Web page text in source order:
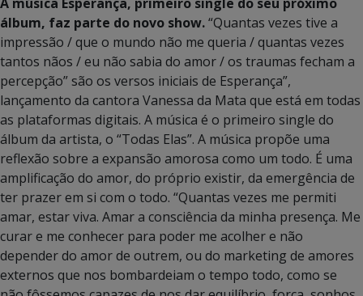
álbum, faz parte do novo show.“Quantas vezes tive a
impressão / que o mundo não me queria / quantas vezes
tantos nãos / eu não sabia do amor / os traumas fecham a
percepção” são os versos iniciais de Esperança”,
lançamento da cantora Vanessa da Mata que está em todas
as plataformas digitais. A música é o primeiro single do
álbum da artista, o “Todas Elas”. A música propõe uma
reflexão sobre a expansão amorosa como um todo. É uma
amplificação do amor, do próprio existir, da emergência de
ter prazer em si com o todo. “Quantas vezes me permiti
amar, estar viva. Amar a consciência da minha presença. Me
curar e me conhecer para poder me acolher e não
depender do amor de outrem, ou do marketing de amores
externos que nos bombardeiam o tempo todo, como se